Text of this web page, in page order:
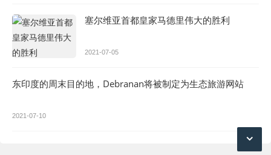
塞尔维亚首都皇家马德里伟大的胜利
2021-07-05
东印度的周末目的地，Debranan将被制定为生态旅游网站
2021-07-10